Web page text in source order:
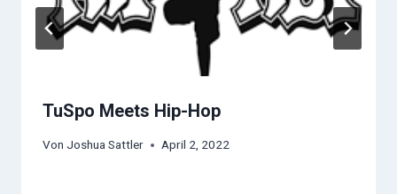
TuSpo Meets Hip-Hop
Von Joshua Sattler April 2, 2022